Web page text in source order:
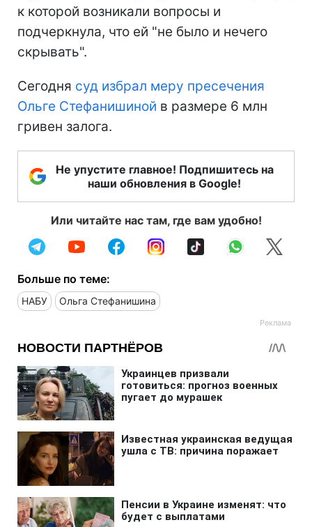
к которой возникали вопросы и
подчеркнула, что ей "не было и нечего
скрывать".
Сегодня суд избрал меру пресечения
Ольге Стефанишиной в размере 6 млн
гривен залога.
Не упустите главное! Подпишитесь на
наши обновления в Google!
Или читайте нас там, где вам удобно!
Больше по теме:
НАБУ Ольга Стефанишина